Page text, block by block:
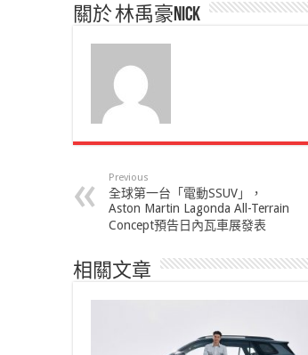
關於 林禹豪Nick
Previous
全球第一台「電動SSUV」，
Aston Martin Lagonda All-Terrain
Concept預告日內瓦車展發表
相關文章